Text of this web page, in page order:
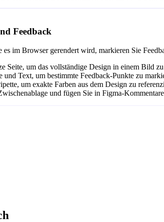
Feedback
es im Browser gerendert wird, markieren Sie
Seite, um das vollständige Design in einem Bild
und Text, um bestimmte Feedback-Punkte zu
um exakte Farben aus dem Design zu
und fügen Sie in Figma-